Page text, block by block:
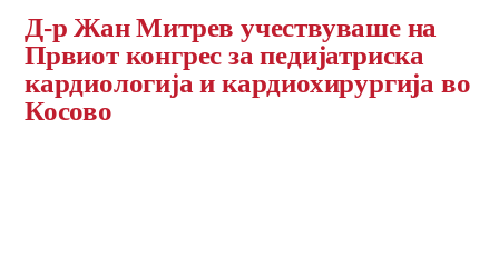
Д-р Жан Митрев учествуваше на
Првиот конгрес за педијатриска
кардиологија и кардиохирургија во
Косово